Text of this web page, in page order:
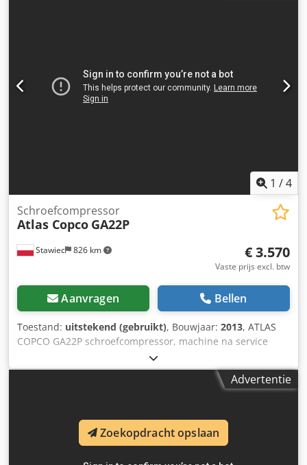
machine
1 /4
Stawiec 826 km
Schroefcompressor
Atlas Copco GA22P
€ 3.570
Vaste prijs excl. btw
Aanvragen Bellen
Toestand: uitstekend (gebruikt), Bouwjaar: 2013, ATLAS
COPCO GA22P schroefcompressor, machine na service
Technische gegevens: Capaciteit: 3,49 m³/min;
Motoraandrijving: 22 kW; Maximale druk: 10 bar; Bouwjaar:
2013; Urenstand: 8796h; Prijs: 15.200 netto, 18.696 bruto
Service wordt verleend. Hieronder vindt u een link naar de
Advertentie
Zoekopdracht opslaan